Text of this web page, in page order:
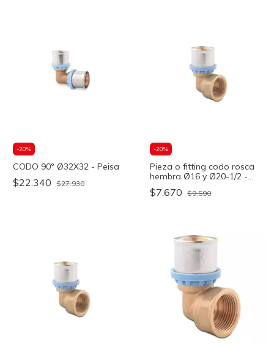
-20%
CODO 90º Ø32X32 - Peisa
$22.340 $27.930
-20%
Pieza o fitting codo rosca
hembra Ø16 y Ø20-1/2 -
OFITT
$7.670 $9.590